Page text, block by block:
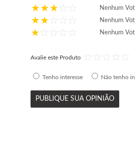
Nenhum
Nenhum
Nenhum
Avalie este Produto
Tenho interesse Não tenho
PUBLIQUE SUA OPINIÃO